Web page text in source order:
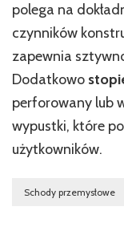
polega na
czynników
zapewnia
Dodatkowo
perforowany lub
wypustki, które
użytkowników.
Schody przemysłowe